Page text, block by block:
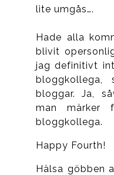
lite umgås….
Hade alla
blivit
jag definitivt
bloggar. Ja,
man
bloggkollega.
Happy Fourth!
Hälsa göbben